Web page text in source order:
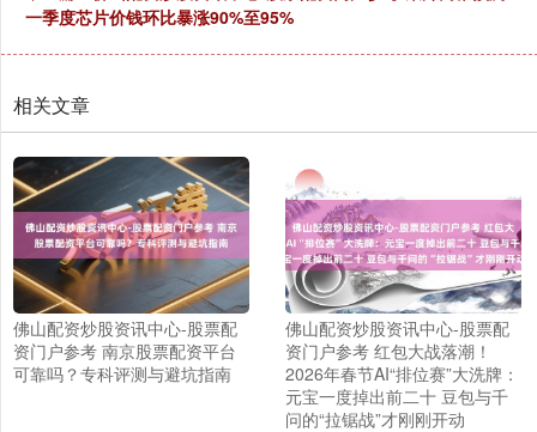
一季度芯片价钱环比暴涨90%至95%
相关文章
佛山配资炒股资讯中心-股票配
资门户参考 南京股票配资平台
可靠吗？专科评测与避坑指南
佛山配资炒股资讯中心-股票配
资门户参考 红包大战落潮！
2026年春节AI“排位赛”大洗牌：
元宝一度掉出前二十 豆包与千
问的“拉锯战”才刚刚开动